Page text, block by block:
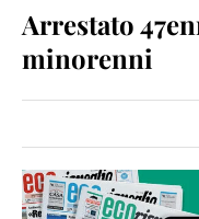
Arrestato
minorenni